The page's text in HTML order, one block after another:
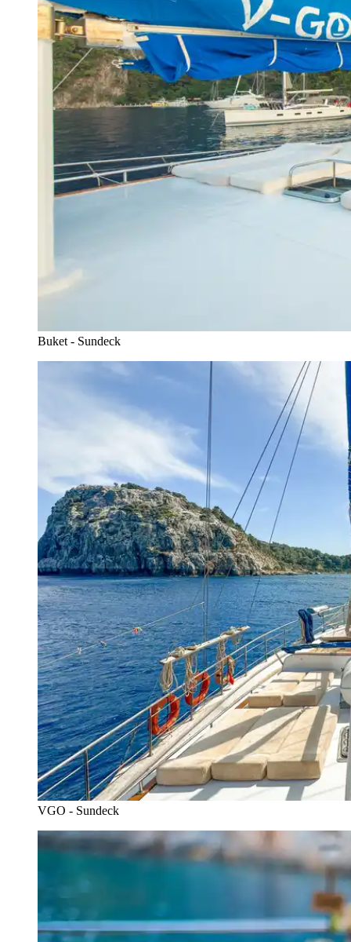
Buket - Sundeck
VGO - Sundeck